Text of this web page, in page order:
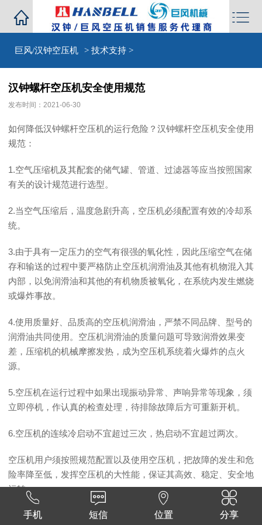


巨风/汉钟空压机 > 技术支持 >
汉钟螺杆空压机安全使用规范
发布时间：2021-06-30
如何降低汉钟螺杆空压机的运行危险？汉钟螺杆空压机安全使用
规范：
1.空气压缩机及其配套的储气罐、管道、过滤器等应当按照国家
有关的设计规范进行选型。
2.当空气压缩后，温度急剧升高，空压机必须配置有效的冷却系
统。
3.由于具有一定压力的空气有很强的氧化性，因此压缩空气在储
存和输送的过程中要严格防止空压机润滑油及其他有机物混入其
内部，以免润滑油和其他的有机物质被氧化，在系统内发生燃烧
或爆炸事故。
4.使用质量好、品质高的空压机润滑油，严禁不同品牌、型号的
润滑油共同使用。空压机润滑油的质量问题可导致润滑效果变
差，压缩机的机械摩擦发热，成为空压机系统着火爆炸的点火
源。
5.空压机在运行过程中如果出现振动异常、声响异常等现象，须
立即停机，作认真的检查处理，待排除故障后方可重新开机。
6.空压机的连续冷启动不宜超过三次，热启动不宜超过两次。
空压机用户须按照规范配置以及使用空压机，把故障的发生和危
险率降至低，发挥空压机的大性能，保证其高效、稳定、安全地
运转。

手机

短信

位置

分享